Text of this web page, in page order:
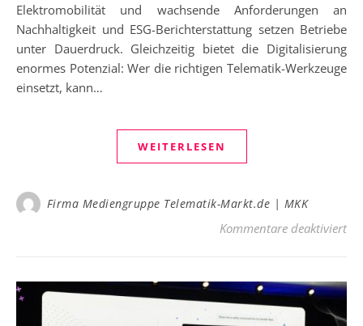
Elektromobilität und wachsende Anforderungen an
Nachhaltigkeit und ESG-Berichterstattung setzen Betriebe
unter Dauerdruck. Gleichzeitig bietet die Digitalisierung
enormes Potenzial: Wer die richtigen Telematik-Werkzeuge
einsetzt, kann…
WEITERLESEN
Firma Mediengruppe Telematik-Markt.de | MKK
Kommentare deaktiviertfür